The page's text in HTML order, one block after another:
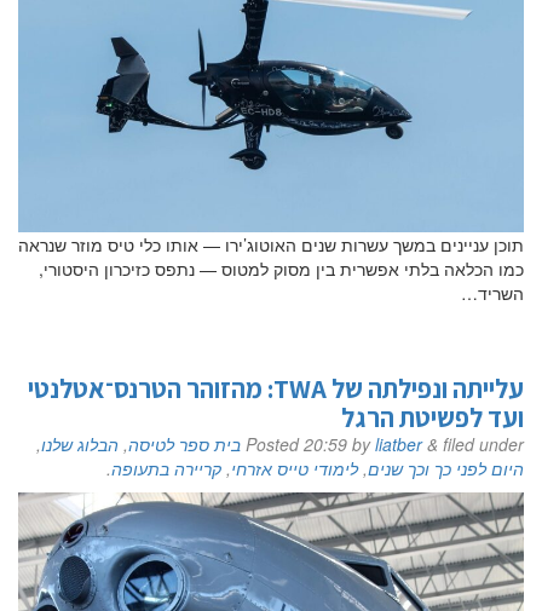
תוכן עניינים במשך עשרות שנים האוטוג’ירו — אותו כלי טיס מוזר שנראה
כמו הכלאה בלתי אפשרית בין מסוק למטוס — נתפס כזיכרון היסטורי,
השריד…
עלייתה ונפילתה של TWA: מהזוהר הטרנס־אטלנטי
ועד לפשיטת הרגל
Posted20:59 byliatber & filed under בית ספר לטיסה, הבלוג שלנו,
היום לפני כך וכך שנים,לימודי טייס אזרחי, קריירה בתעופה.